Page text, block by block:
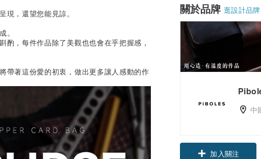
關於品牌 逛設計品牌
中
加入關注
現，還望您能見諒。
。
酌，每件作品除了美觀也也會在乎把握感，
帶著這份愛的初衷，做出更多讓人感動的作